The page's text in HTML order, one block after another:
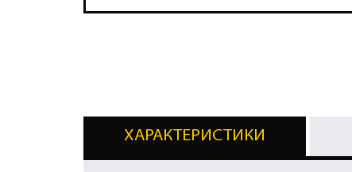
ХАРАКТЕРИСТИКИ